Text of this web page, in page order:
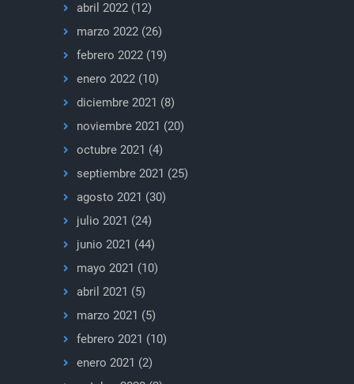
abril 2022 (12)
marzo 2022 (26)
febrero 2022 (19)
enero 2022 (10)
diciembre 2021 (8)
noviembre 2021 (20)
octubre 2021 (4)
septiembre 2021 (25)
agosto 2021 (30)
julio 2021 (24)
junio 2021 (44)
mayo 2021 (10)
abril 2021 (5)
marzo 2021 (5)
febrero 2021 (10)
enero 2021 (2)